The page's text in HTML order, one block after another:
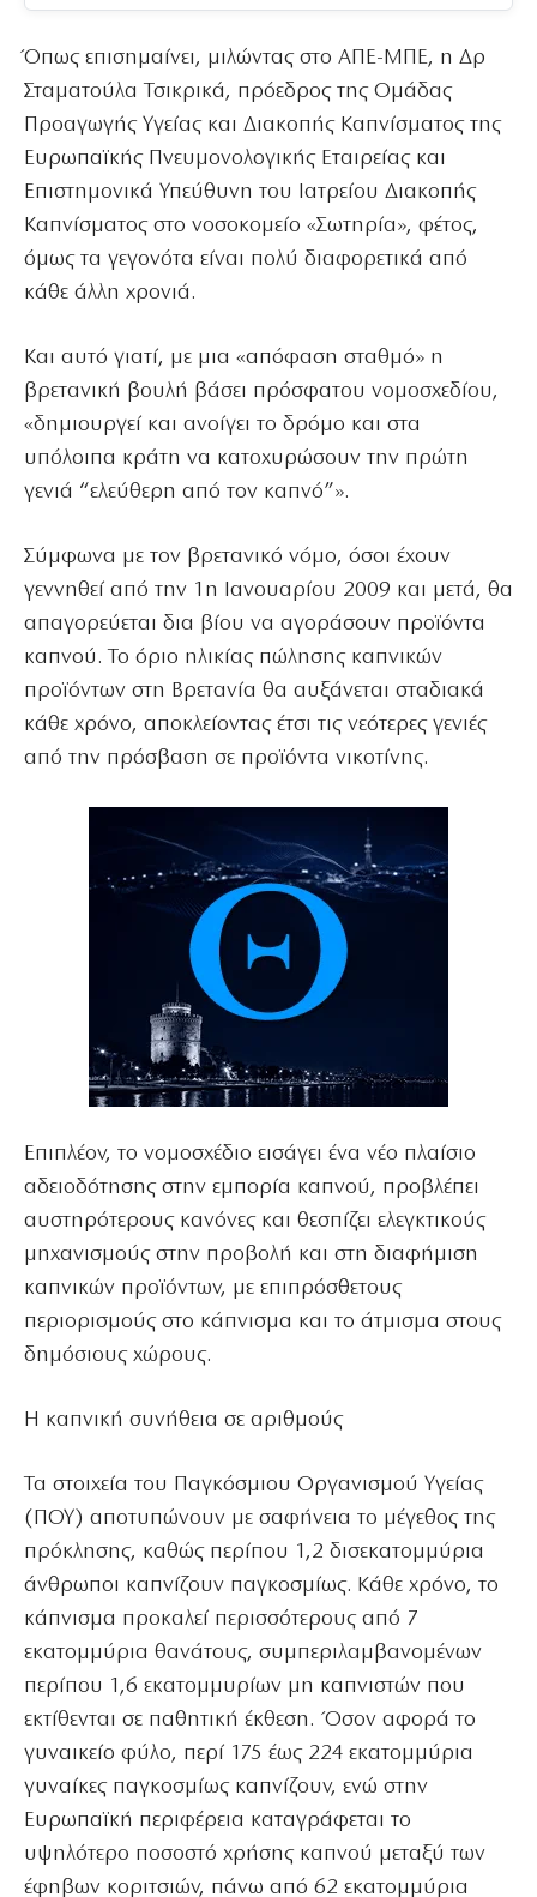
Όπως επισημαίνει, μιλώντας στο ΑΠΕ-ΜΠΕ, η Δρ
Σταματούλα Τσικρικά, πρόεδρος της Ομάδας
Προαγωγής Υγείας και Διακοπής Καπνίσματος της
Ευρωπαϊκής Πνευμονολογικής Εταιρείας και
Επιστημονικά Υπεύθυνη του Ιατρείου Διακοπής
Καπνίσματος στο νοσοκομείο «Σωτηρία», φέτος,
όμως τα γεγονότα είναι πολύ διαφορετικά από
κάθε άλλη χρονιά.
Και αυτό γιατί, με μια «απόφαση σταθμό» η
βρετανική βουλή βάσει πρόσφατου νομοσχεδίου,
«δημιουργεί και ανοίγει το δρόμο και στα
υπόλοιπα κράτη να κατοχυρώσουν την πρώτη
γενιά “ελεύθερη από τον καπνό”».
Σύμφωνα με τον βρετανικό νόμο, όσοι έχουν
γεννηθεί από την 1η Ιανουαρίου 2009 και μετά, θα
απαγορεύεται δια βίου να αγοράσουν προϊόντα
καπνού. Το όριο ηλικίας πώλησης καπνικών
προϊόντων στη Βρετανία θα αυξάνεται σταδιακά
κάθε χρόνο, αποκλείοντας έτσι τις νεότερες γενιές
από την πρόσβαση σε προϊόντα νικοτίνης.
Επιπλέον, το νομοσχέδιο εισάγει ένα νέο πλαίσιο
αδειοδότησης στην εμπορία καπνού, προβλέπει
αυστηρότερους κανόνες και θεσπίζει ελεγκτικούς
μηχανισμούς στην προβολή και στη διαφήμιση
καπνικών προϊόντων, με επιπρόσθετους
περιορισμούς στο κάπνισμα και το άτμισμα στους
δημόσιους χώρους.
Η καπνική συνήθεια σε αριθμούς
Τα στοιχεία του Παγκόσμιου Οργανισμού Υγείας
(ΠΟΥ) αποτυπώνουν με σαφήνεια το μέγεθος της
πρόκλησης, καθώς περίπου 1,2 δισεκατομμύρια
άνθρωποι καπνίζουν παγκοσμίως. Κάθε χρόνο, το
κάπνισμα προκαλεί περισσότερους από 7
εκατομμύρια θανάτους, συμπεριλαμβανομένων
περίπου 1,6 εκατομμυρίων μη καπνιστών που
εκτίθενται σε παθητική έκθεση. Όσον αφορά το
γυναικείο φύλο, περί 175 έως 224 εκατομμύρια
γυναίκες παγκοσμίως καπνίζουν, ενώ στην
Ευρωπαϊκή περιφέρεια καταγράφεται το
υψηλότερο ποσοστό χρήσης καπνού μεταξύ των
έφηβων κοριτσιών, πάνω από 62 εκατομμύρια